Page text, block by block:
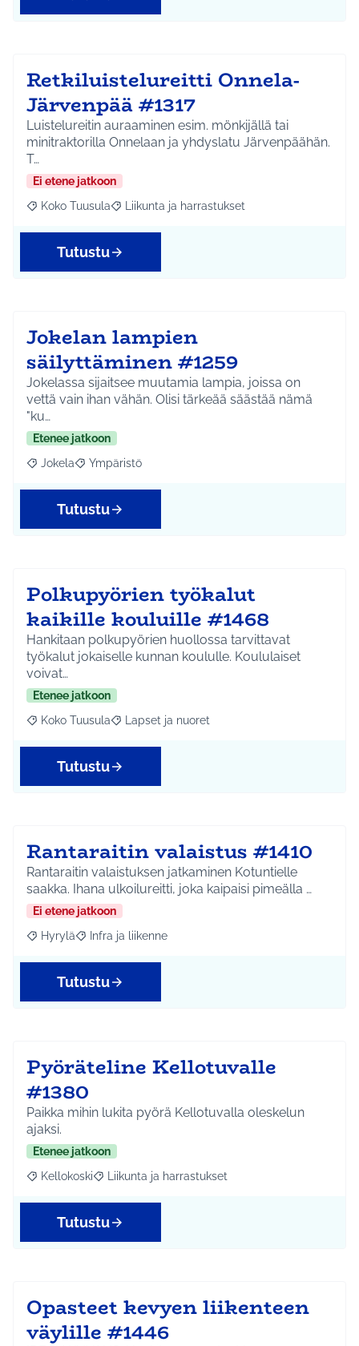
Retkiluistelureitti Onnela-
Järvenpää #1317
Luistelureitin auraaminen esim. mönkijällä tai
minitraktorilla Onnelaan ja yhdyslatu Järvenpäähän.
T…
Ei etene jatkoon
Rajaa tulokset aihepiirin mukaan: Koko Tuusula
Koko Tuusula Rajaa tulokset teeman mukaan: Liikunta ja
Liikunta ja harrastukset
Tutustu
Jokelan lampien
säilyttäminen #1259
Jokelassa sijaitsee muutamia lampia, joissa on
vettä vain ihan vähän. Olisi tärkeää säästää nämä
"ku…
Etenee jatkoon
Rajaa tulokset aihepiirin mukaan: Jokela
Jokela Rajaa tulokset teeman mukaan: Ympäristö
Ympäristö
Tutustu
Polkupyörien työkalut
kaikille kouluille #1468
Hankitaan polkupyörien huollossa tarvittavat
työkalut jokaiselle kunnan koululle. Koululaiset
voivat…
Etenee jatkoon
Rajaa tulokset aihepiirin mukaan: Koko Tuusula
Koko Tuusula Rajaa tulokset teeman mukaan: Lapset ja
Lapset ja nuoret
Tutustu
Rantaraitin valaistus #1410
Rantaraitin valaistuksen jatkaminen Kotuntielle
saakka. Ihana ulkoilureitti, joka kaipaisi pimeälla …
Ei etene jatkoon
Rajaa tulokset aihepiirin mukaan: Hyrylä
Hyrylä Rajaa tulokset teeman mukaan: Infra ja liikenne
Infra ja liikenne
Tutustu
Pyöräteline Kellotuvalle
#1380
Paikka mihin lukita pyörä Kellotuvalla oleskelun
ajaksi.
Etenee jatkoon
Rajaa tulokset aihepiirin mukaan: Kellokoski
Kellokoski Rajaa tulokset teeman mukaan: Liikunta ja
Liikunta ja harrastukset
Tutustu
Opasteet kevyen liikenteen
väylille #1446